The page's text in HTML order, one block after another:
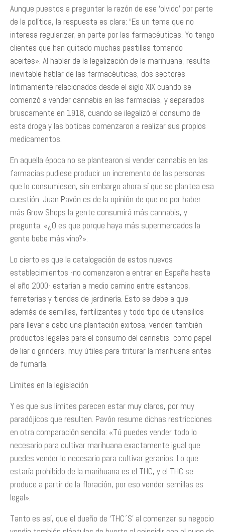
Aunque puestos a preguntar la razón de ese ‘olvido’ por parte
de la política, la respuesta es clara: “Es un tema que no
interesa regularizar, en parte por las farmacéuticas. Yo tengo
clientes que han quitado muchas pastillas tomando
aceites». Al hablar de la legalización de la marihuana, resulta
inevitable hablar de las farmacéuticas, dos sectores
íntimamente relacionados desde el siglo XIX cuando se
comenzó a vender cannabis en las farmacias, y separados
bruscamente en 1918, cuando se ilegalizó el consumo de
esta droga y las boticas comenzaron a realizar sus propios
medicamentos.
En aquella época no se plantearon si vender cannabis en las
farmacias pudiese producir un incremento de las personas
que lo consumiesen, sin embargo ahora sí que se plantea esa
cuestión. Juan Pavón es de la opinión de que no por haber
más Grow Shops la gente consumirá más cannabis, y
pregunta: «¿O es que porque haya más supermercados la
gente bebe más vino?».
Lo cierto es que la catalogación de estos nuevos
establecimientos -no comenzaron a entrar en España hasta
el año 2000- estarían a medio camino entre estancos,
ferreterías y tiendas de jardinería. Esto se debe a que
además de semillas, fertilizantes y todo tipo de utensilios
para llevar a cabo una plantación exitosa, venden también
productos legales para el consumo del cannabis, como papel
de liar o grinders, muy útiles para triturar la marihuana antes
de fumarla.
Límites en la legislación
Y es que sus límites parecen estar muy claros, por muy
paradójicos que resulten. Pavón resume dichas restricciones
en otra comparación sencilla: «Tú puedes vender todo lo
necesario para cultivar marihuana exactamente igual que
puedes vender lo necesario para cultivar geranios. Lo que
estaría prohibido de la marihuana es el THC, y el THC se
produce a partir de la floración, por eso vender semillas es
legal».
Tanto es así, que el dueño de ‘THC´S’ al comenzar su negocio